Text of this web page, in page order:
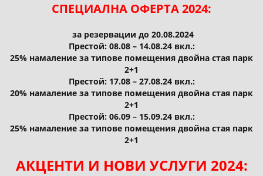
СПЕЦИАЛНА ОФЕРТА 2024:
за резервации до 20.08.2024
Престой: 08.08 – 14.08.24 вкл.:
25% намаление за типове помещения двойна стая парк
2+1
Престой: 17.08 – 27.08.24 вкл.:
20% намаление за типове помещения двойна стая парк
2+1
Престой: 06.09 – 15.09.24 вкл.:
25% намаление за типове помещения двойна стая парк
2+1
АКЦЕНТИ И НОВИ УСЛУГИ 2024: